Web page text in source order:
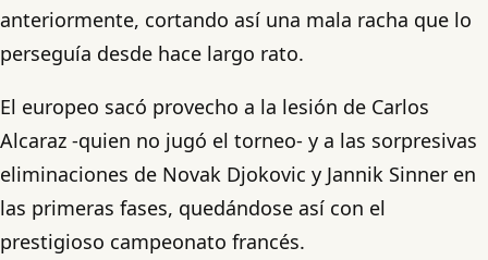
anteriormente, cortando así una mala racha que lo
perseguía desde hace largo rato.
El europeo sacó provecho a la lesión de Carlos
Alcaraz -quien no jugó el torneo- y a las sorpresivas
eliminaciones de Novak Djokovic y Jannik Sinner en
las primeras fases, quedándose así con el
prestigioso campeonato francés.